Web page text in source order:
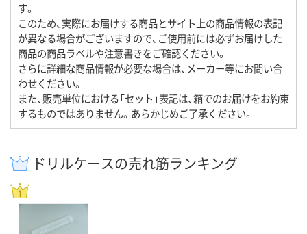
す。
このため、実際にお届けする商品とサイト上の商品情報の表記
が異なる場合がございますので、ご使用前には必ずお届けした
商品の商品ラベルや注意書きをご確認ください。
さらに詳細な商品情報が必要な場合は、メーカー等にお問い合
わせください。
また、販売単位における「セット」表記は、箱でのお届けをお約束
するものではありません。あらかじめご了承ください。
ドリルケースの売れ筋ランキング